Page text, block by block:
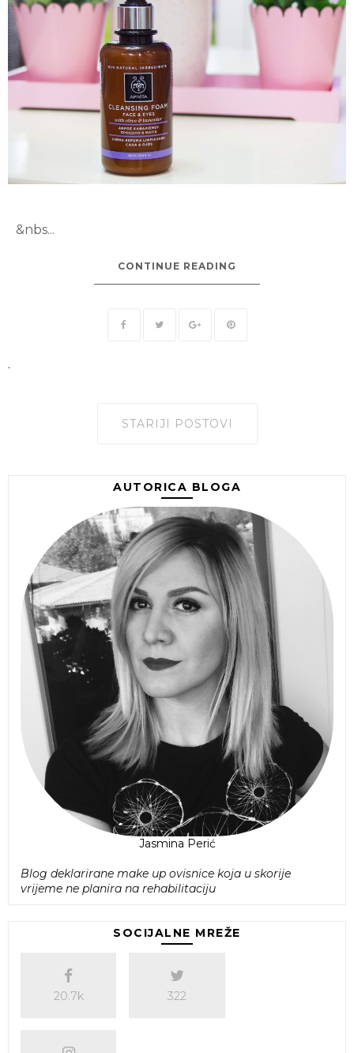
&nbs...
CONTINUE READING
.
STARIJI POSTOVI
AUTORICA BLOGA
Jasmina Perić
Blog deklarirane make up ovisnice koja u skorije
vrijeme ne planira na rehabilitaciju
SOCIJALNE MREŽE
20.7k 322